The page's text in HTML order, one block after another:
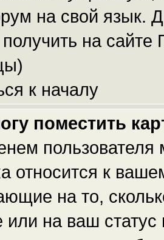
на свой язык.
на сайте
к началу
поместить
пользователя
относится к
на то,
на ваш